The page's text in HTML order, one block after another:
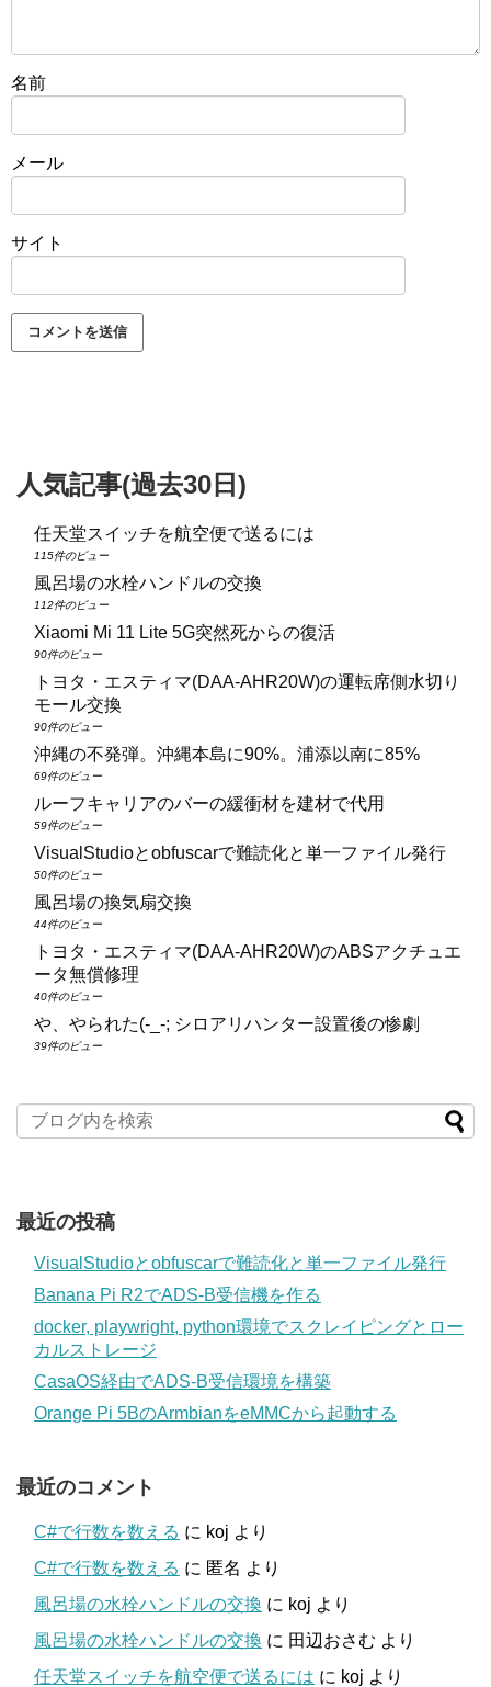
名前
メール
サイト
人気記事(過去30日)
任天堂スイッチを航空便で送るには
115件のビュー
風呂場の水栓ハンドルの交換
112件のビュー
Xiaomi Mi 11 Lite 5G突然死からの復活
90件のビュー
トヨタ・エスティマ(DAA‑AHR20W)の運転席側水切り
モール交換
90件のビュー
沖縄の不発弾。沖縄本島に90%。浦添以南に85%
69件のビュー
ルーフキャリアのバーの緩衝材を建材で代用
59件のビュー
VisualStudioとobfuscarで難読化と単一ファイル発行
50件のビュー
風呂場の換気扇交換
44件のビュー
トヨタ・エスティマ(DAA‑AHR20W)のABSアクチュエ
ータ無償修理
40件のビュー
や、やられた(-_-; シロアリハンター設置後の惨劇
39件のビュー
最近の投稿
VisualStudioとobfuscarで難読化と単一ファイル発行
Banana Pi R2でADS-B受信機を作る
docker, playwright, python環境でスクレイピングとロー
カルストレージ
CasaOS経由でADS-B受信環境を構築
Orange Pi 5BのArmbianをeMMCから起動する
最近のコメント
C#で行数を数える に koj より
C#で行数を数える に 匿名 より
風呂場の水栓ハンドルの交換 に koj より
風呂場の水栓ハンドルの交換 に 田辺おさむ より
任天堂スイッチを航空便で送るには に koj より